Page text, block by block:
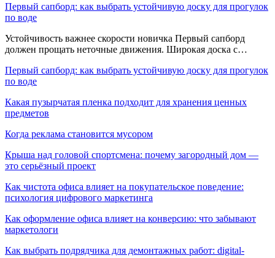
Первый сапборд: как выбрать устойчивую доску для прогулок
по воде
Устойчивость важнее скорости новичка Первый сапборд
должен прощать неточные движения. Широкая доска с…
Первый сапборд: как выбрать устойчивую доску для прогулок
по воде
Какая пузырчатая пленка подходит для хранения ценных
предметов
Когда реклама становится мусором
Крыша над головой спортсмена: почему загородный дом —
это серьёзный проект
Как чистота офиса влияет на покупательское поведение:
психология цифрового маркетинга
Как оформление офиса влияет на конверсию: что забывают
маркетологи
Как выбрать подрядчика для демонтажных работ: digital-